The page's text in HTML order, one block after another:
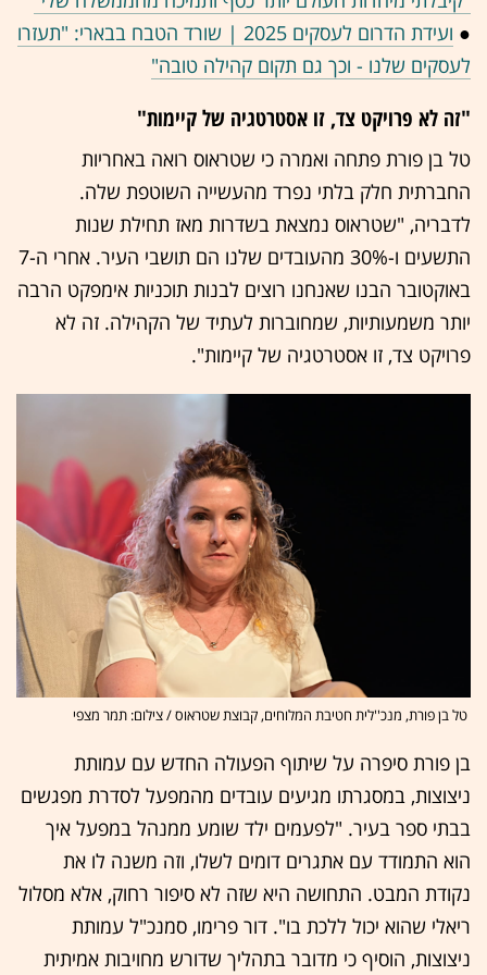
●
ועידת הדרום לעסקים 2025 | שורד הטבח בבארי: "תעזרו
לעסקים שלנו - וכך גם תקום קהילה טובה"
"זה לא פרויקט צד, זו אסטרטגיה של קיימות"
טל בן פורת פתחה ואמרה כי שטראוס רואה באחריות
החברתית חלק בלתי נפרד מהעשייה השוטפת שלה.
לדבריה, "שטראוס נמצאת בשדרות מאז תחילת שנות
התשעים ו-30% מהעובדים שלנו הם תושבי העיר. אחרי ה-7
באוקטובר הבנו שאנחנו רוצים לבנות תוכניות אימפקט הרבה
יותר משמעותיות, שמחוברות לעתיד של הקהילה. זה לא
פרויקט צד, זו אסטרטגיה של קיימות".
טל בן פורת, מנכ''לית חטיבת המלוחים, קבוצת שטראוס / צילום: תמר מצפי
בן פורת סיפרה על שיתוף הפעולה החדש עם עמותת
ניצוצות, במסגרתו מגיעים עובדים מהמפעל לסדרת מפגשים
בבתי ספר בעיר. "לפעמים ילד שומע ממנהל במפעל איך
הוא התמודד עם אתגרים דומים לשלו, וזה משנה לו את
נקודת המבט. התחושה היא שזה לא סיפור רחוק, אלא מסלול
ריאלי שהוא יכול ללכת בו". דור פרימו, סמנכ"ל עמותת
ניצוצות, הוסיף כי מדובר בתהליך שדורש מחויבות אמיתית